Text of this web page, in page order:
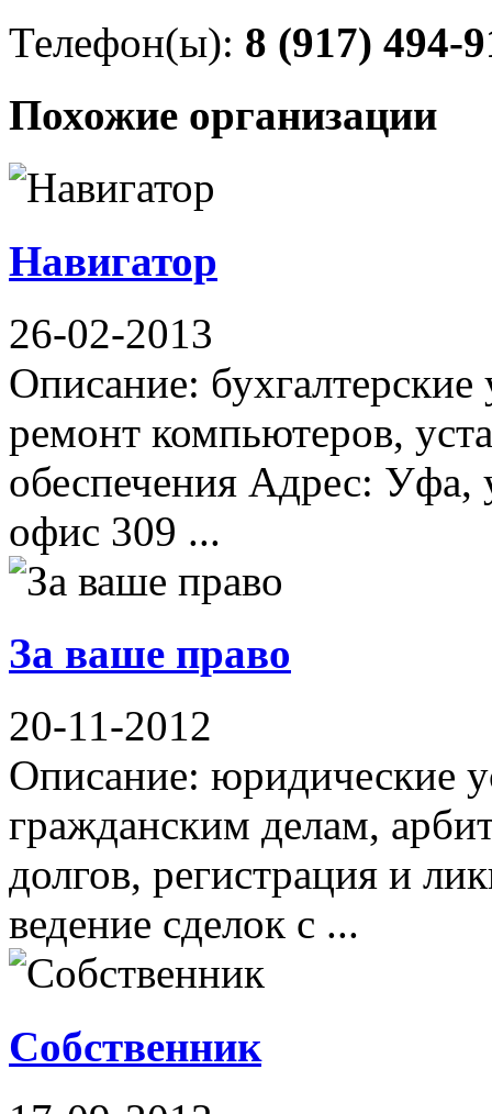
Телефон(ы): 8 (917) 494-
Похожие организации
Навигатор
26-02-2013
Описание:
ремонт компьютеров,
обеспечения Адрес: Уфа,
офис 309 ...
За ваше право
20-11-2012
Описание: юридические
гражданским делам,
долгов, регистрация и
ведение сделок с ...
Собственник